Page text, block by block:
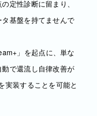
定性診断に留まり、
基盤を持てませんで
」を起点に、単な
で還流し自律改善が
実装することを可能と